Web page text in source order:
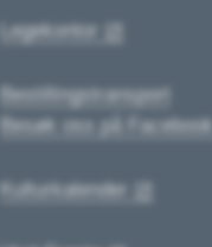
Legekontor
Bestillingstransport
Besøk oss på Facebook
Kulturkalender